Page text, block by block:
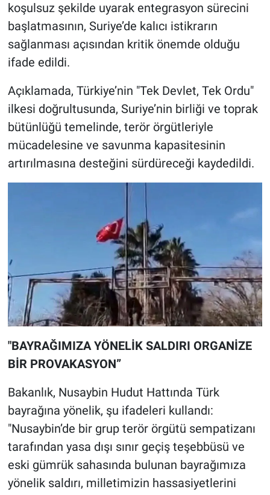
koşulsuz şekilde uyarak entegrasyon sürecini
başlatmasının, Suriye’de kalıcı istikrarın
sağlanması açısından kritik önemde olduğu
ifade edildi.
Açıklamada, Türkiye’nin "Tek Devlet, Tek Ordu"
ilkesi doğrultusunda, Suriye’nin birliği ve toprak
bütünlüğü temelinde, terör örgütleriyle
mücadelesine ve savunma kapasitesinin
artırılmasına desteğini sürdüreceği kaydedildi.
"BAYRAĞIMIZA YÖNELİK SALDIRI ORGANİZE
BİR PROVAKASYON”
Bakanlık, Nusaybin Hudut Hattında Türk
bayrağına yönelik, şu ifadeleri kullandı:
"Nusaybin’de bir grup terör örgütü sempatizanı
tarafından yasa dışı sınır geçiş teşebbüsü ve
eski gümrük sahasında bulunan bayrağımıza
yönelik saldırı, milletimizin hassasiyetlerini